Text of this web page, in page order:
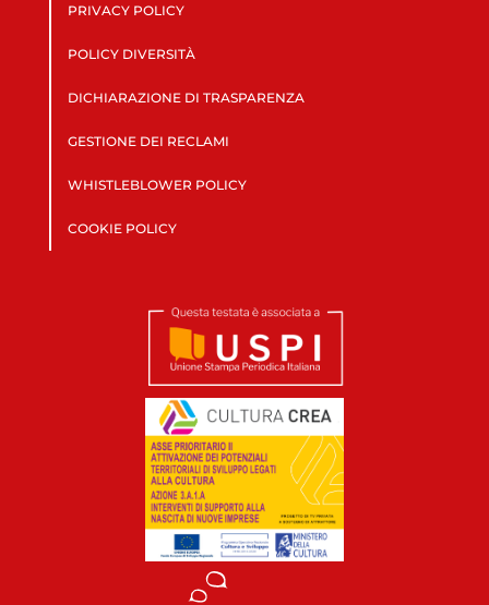
PRIVACY POLICY
POLICY DIVERSITÀ
DICHIARAZIONE DI TRASPARENZA
GESTIONE DEI RECLAMI
WHISTLEBLOWER POLICY
COOKIE POLICY